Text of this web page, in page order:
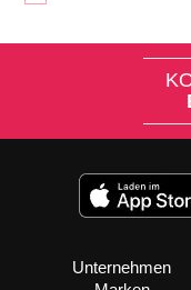
Unternehmen